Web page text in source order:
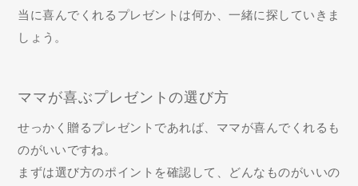
当に喜んでくれるプレゼントは何か、一緒に探していきま
しょう。
ママが喜ぶプレゼントの選び方
せっかく贈るプレゼントであれば、ママが喜んでくれるも
のがいいですね。
まずは選び方のポイントを確認して、どんなものがいいの